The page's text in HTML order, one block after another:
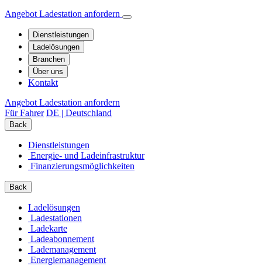
Angebot Ladestation anfordern
Dienstleistungen
Ladelösungen
Branchen
Über uns
Kontakt
Angebot Ladestation anfordern
Für Fahrer DE | Deutschland
Back
Dienstleistungen
Energie- und Ladeinfrastruktur
Finanzierungs­möglichkeiten
Back
Ladelösungen
Ladestationen
Ladekarte
Ladeabonnement
Lademanagement
Energiemanagement